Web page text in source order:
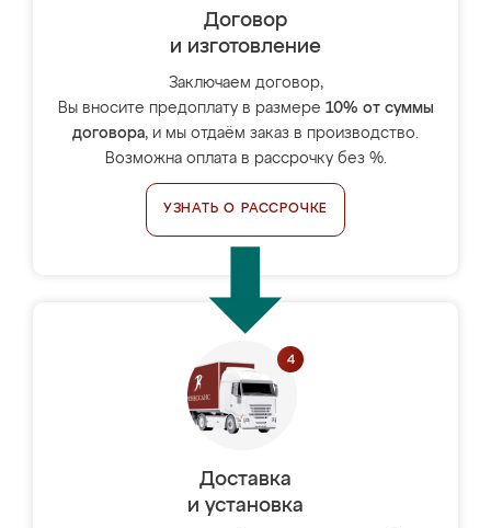
Договор
и изготовление
Заключаем договор,
Вы вносите предоплату в размере 10% от суммы
договора, и мы отдаём заказ в производство.
Возможна оплата в рассрочку без %.
УЗНАТЬ О РАССРОЧКЕ
Доставка
и установка